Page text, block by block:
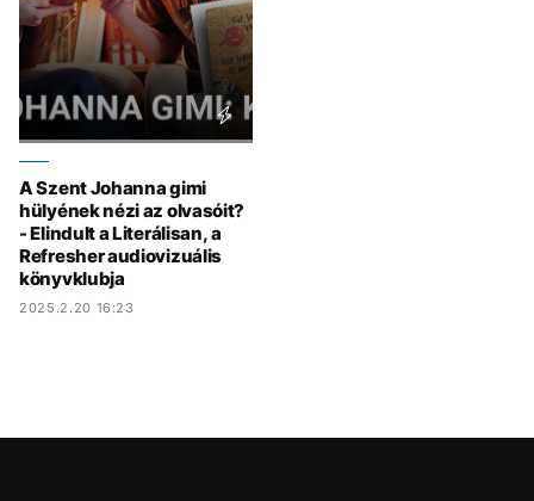
A Szent Johanna gimi
hülyének nézi az olvasóit?
- Elindult a Literálisan, a
Refresher audiovizuális
könyvklubja
2025.2.20 16:23